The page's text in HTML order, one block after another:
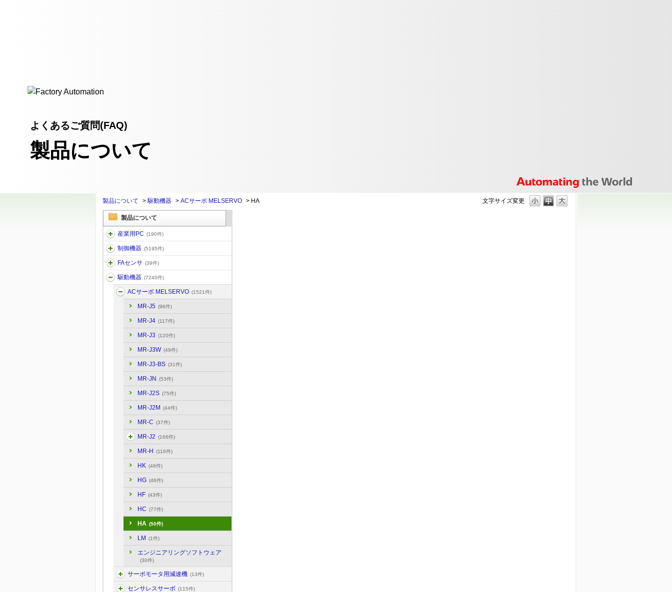
よくあるご質問(FAQ)
製品について
文字サイズ変更
製品について >駆動機器 > ACサーボ MELSERVO > HA
製品について
産業用PC (190件)
制御機器 (5195件)
FAセンサ (39件)
駆動機器 (7240件)
ACサーボ MELSERVO (1521件)
MR-J5 (96件)
MR-J4 (117件)
MR-J3 (120件)
MR-J3W (49件)
MR-J3-BS (31件)
MR-JN (53件)
MR-J2S (75件)
MR-J2M (44件)
MR-C (37件)
MR-J2 (166件)
MR-H (116件)
HK (48件)
HG (48件)
HF (43件)
HC (77件)
HA (50件)
LM (1件)
エンジニアリングソフトウェア
(30件)
サーボモータ用減速機 (13件)
センサレスサーボ (115件)